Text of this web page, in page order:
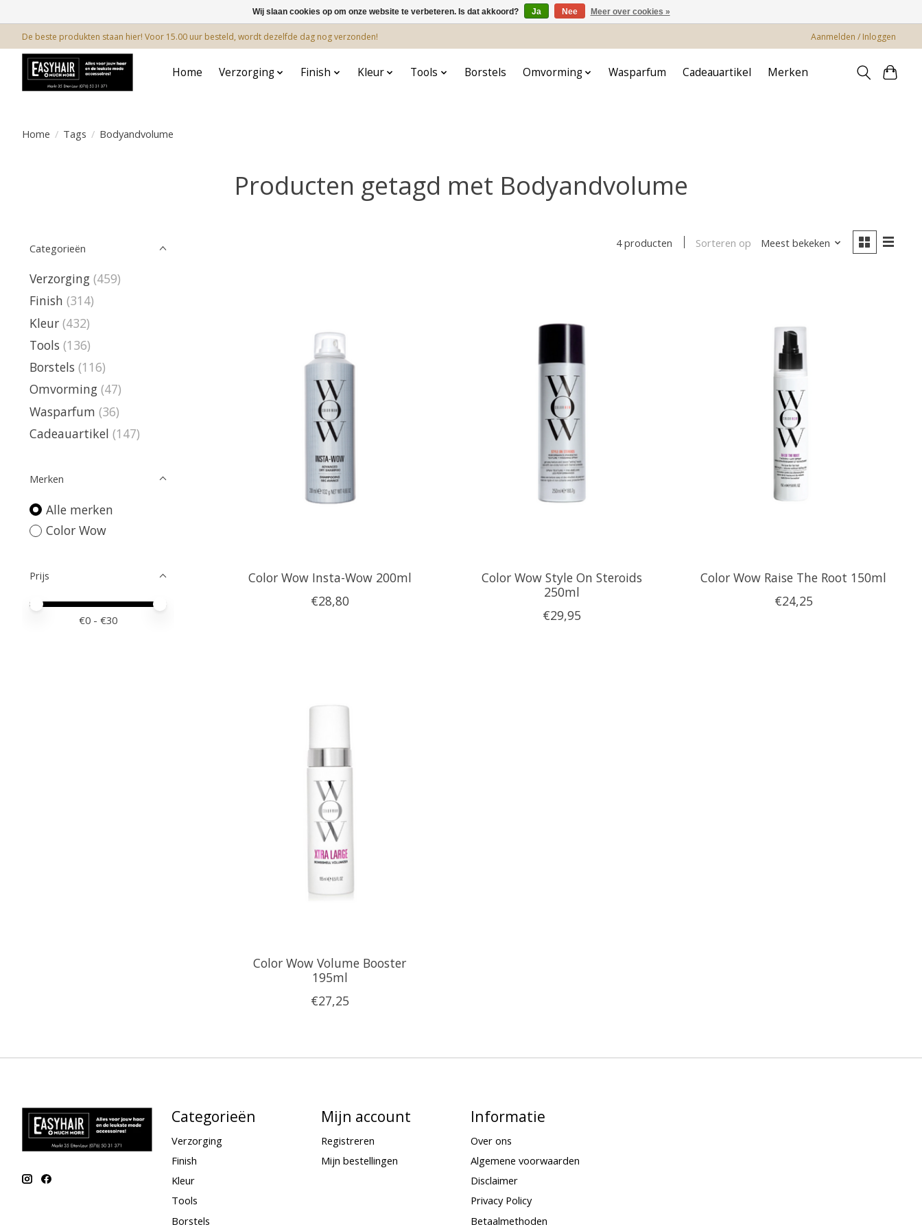
De beste produkten staan hier! Voor 15.00 uur besteld, wordt dezelfde dag nog verzonden! Aanmelden / Inloggen
Home Verzorging Finish Kleur Tools Borstels Omvorming Wasparfum Cadeauartikel Merken
Home / Tags / Bodyandvolume
Producten getagd met Bodyandvolume
Categorieën
Verzorging (459)
Finish (314)
Kleur (432)
Tools (136)
Borstels (116)
Omvorming (47)
Wasparfum (36)
Cadeauartikel (147)
Merken
Alle merken
Color Wow
Prijs
Minimale prijswaarde
Price maximum value
€0 - €30
4 producten Sorteren op Meest bekeken
Color Wow Insta-Wow 200ml
€28,80
Color Wow Style On Steroids
250ml
€29,95
Color Wow Raise The Root 150ml
€24,25
Color Wow Volume Booster
195ml
€27,25
Categorieën
Verzorging
Finish
Kleur
Tools
Borstels
Mijn account
Registreren
Mijn bestellingen
Informatie
Over ons
Algemene voorwaarden
Disclaimer
Privacy Policy
Betaalmethoden
Wij slaan cookies op om onze website te verbeteren. Is dat akkoord? Ja Nee Meer over cookies »